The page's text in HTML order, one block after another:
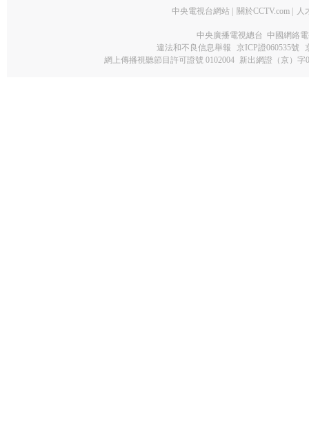
中央電視台網站 關於CCTV.com 人
中央廣播電視總台 中國網絡
違法和不良信息舉報
京ICP證060535號
網上傳播視聽節目許可證號 0102004 新出網證（京）